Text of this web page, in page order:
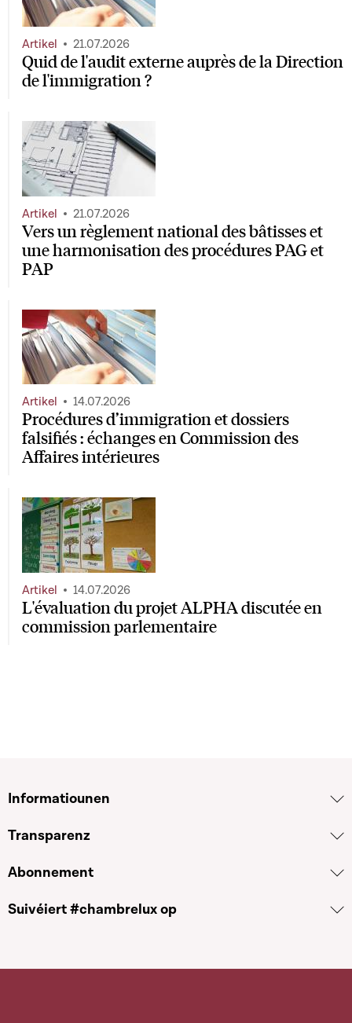
Quid de l'audit externe auprès de la Direction
de l'immigration ?
Artikel 21.07.2026
Vers un règlement national des bâtisses et
une harmonisation des procédures PAG et
PAP
Artikel 21.07.2026
Procédures d’immigration et dossiers
falsifiés : échanges en Commission des
Affaires intérieures
Artikel 14.07.2026
L'évaluation du projet ALPHA discutée en
commission parlementaire
Artikel 14.07.2026
Informatiounen
Transparenz
Abonnement
Suivéiert #chambrelux op